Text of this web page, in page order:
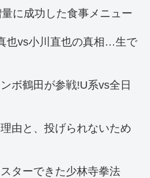
に成功した食事メニュー
也vs小川直也の真相…生で
ボ鶴田が参戦!U系vs全日
由と、投げられないため
ターできた少林寺拳法